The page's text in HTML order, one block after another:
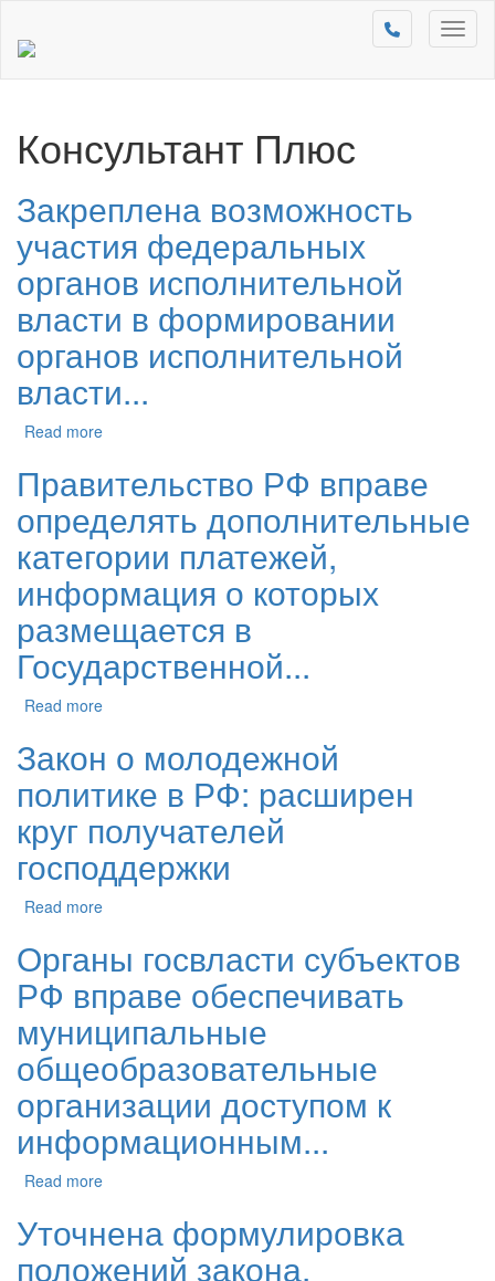
Консультант Плюс
Закреплена возможность
участия федеральных
органов исполнительной
власти в формировании
органов исполнительной
власти...
Read more
Правительство РФ вправе
определять дополнительные
категории платежей,
информация о которых
размещается в
Государственной...
Read more
Закон о молодежной
политике в РФ: расширен
круг получателей
господдержки
Read more
Органы госвласти субъектов
РФ вправе обеспечивать
муниципальные
общеобразовательные
организации доступом к
информационным...
Read more
Уточнена формулировка
положений закона,